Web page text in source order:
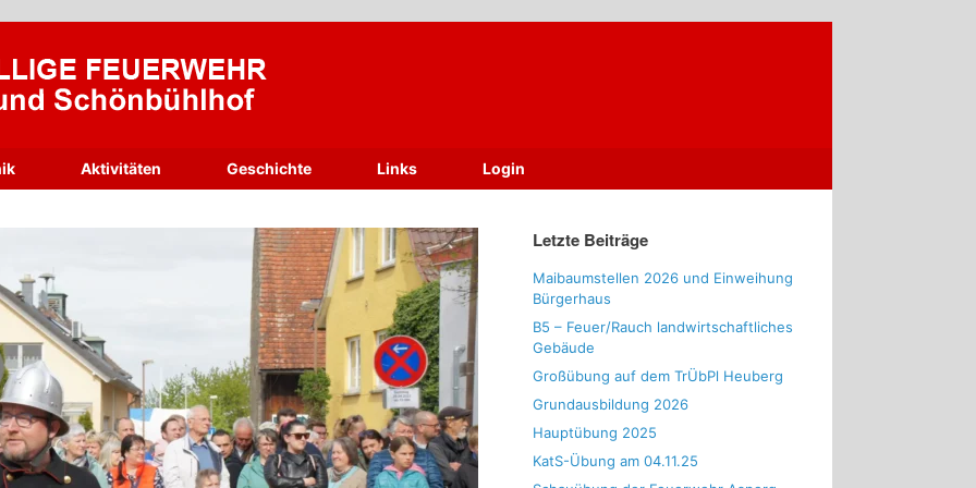
Aktivitäten Geschichte Links Login
Letzte Beiträge
Maibaumstellen 2026 und Einweihung
Bürgerhaus
B5 – Feuer/Rauch landwirtschaftliches
Gebäude
Großübung auf dem TrÜbPl Heuberg
Grundausbildung 2026
Hauptübung 2025
KatS-Übung am 04.11.25